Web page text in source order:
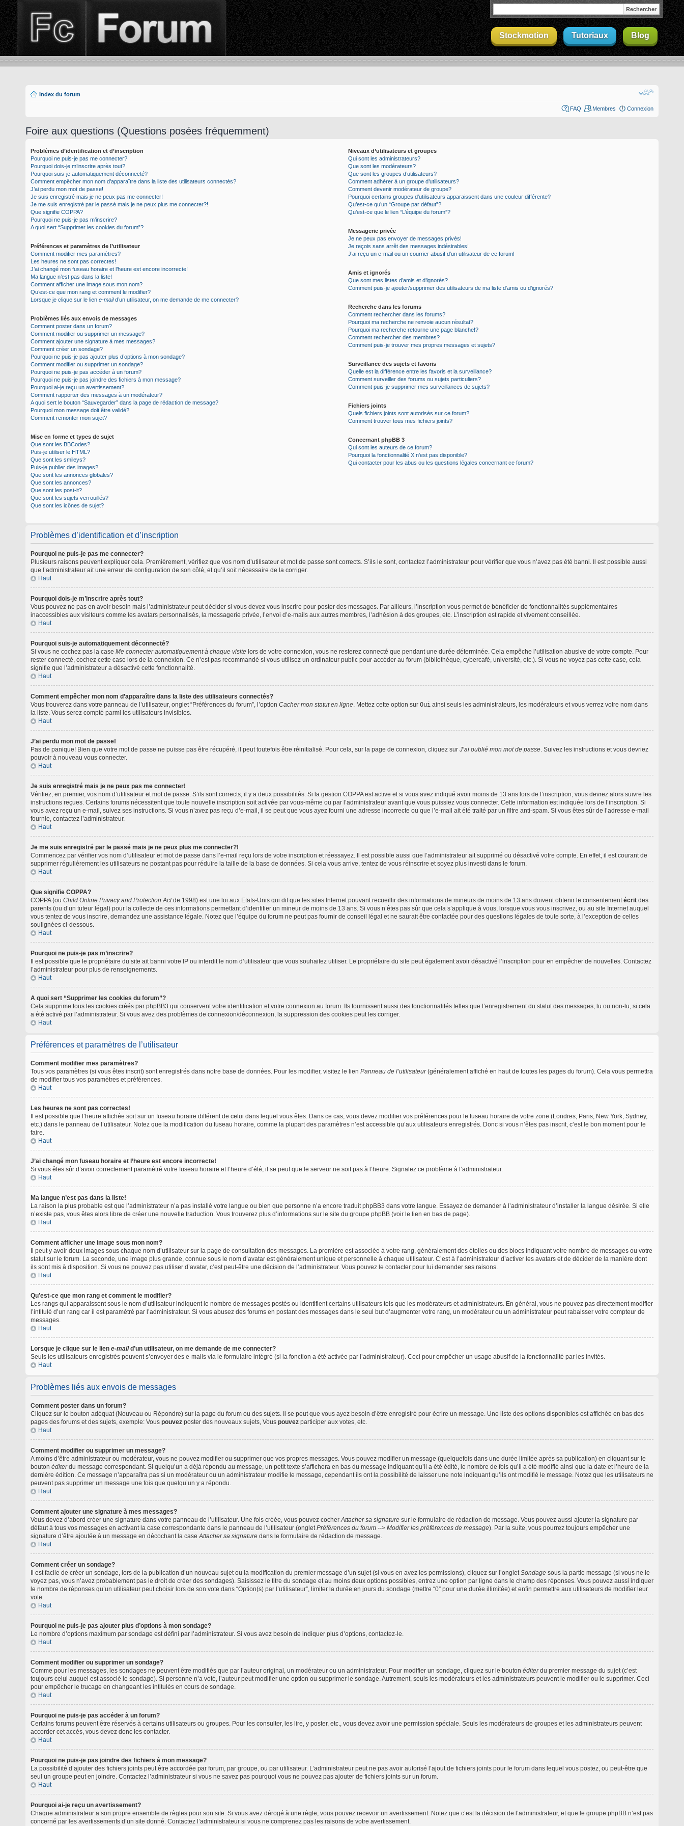
Stockmotion Tutoriaux Blog
Index du forum
FAQ Membres Connexion
Foire aux questions (Questions posées fréquemment)
Problèmes d’identification et d’inscription
Pourquoi ne puis-je pas me connecter?
Pourquoi dois-je m’inscrire après tout?
Pourquoi suis-je automatiquement déconnecté?
Comment empêcher mon nom d’apparaître dans la liste des utilisateurs connectés?
J’ai perdu mon mot de passe!
Je suis enregistré mais je ne peux pas me connecter!
Je me suis enregistré par le passé mais je ne peux plus me connecter?!
Que signifie COPPA?
Pourquoi ne puis-je pas m’inscrire?
A quoi sert “Supprimer les cookies du forum”?
Préférences et paramètres de l’utilisateur
Comment modifier mes paramètres?
Les heures ne sont pas correctes!
J’ai changé mon fuseau horaire et l’heure est encore incorrecte!
Ma langue n’est pas dans la liste!
Comment afficher une image sous mon nom?
Qu’est-ce que mon rang et comment le modifier?
Lorsque je clique sur le lien e-maild’un utilisateur, on me demande de me connecter?
Problèmes liés aux envois de messages
Comment poster dans un forum?
Comment modifier ou supprimer un message?
Comment ajouter une signature à mes messages?
Comment créer un sondage?
Pourquoi ne puis-je pas ajouter plus d’options à mon sondage?
Comment modifier ou supprimer un sondage?
Pourquoi ne puis-je pas accéder à un forum?
Pourquoi ne puis-je pas joindre des fichiers à mon message?
Pourquoi ai-je reçu un avertissement?
Comment rapporter des messages à un modérateur?
A quoi sert le bouton “Sauvegarder” dans la page de rédaction de message?
Pourquoi mon message doit être validé?
Comment remonter mon sujet?
Mise en forme et types de sujet
Que sont les BBCodes?
Puis-je utiliser le HTML?
Que sont les smileys?
Puis-je publier des images?
Que sont les annonces globales?
Que sont les annonces?
Que sont les post-it?
Que sont les sujets verrouillés?
Que sont les icônes de sujet?
Niveaux d’utilisateurs et groupes
Qui sont les administrateurs?
Que sont les modérateurs?
Que sont les groupes d’utilisateurs?
Comment adhérer à un groupe d’utilisateurs?
Comment devenir modérateur de groupe?
Pourquoi certains groupes d’utilisateurs apparaissent dans une couleur différente?
Qu’est-ce qu’un “Groupe par défaut”?
Qu’est-ce que le lien “L’équipe du forum”?
Messagerie privée
Je ne peux pas envoyer de messages privés!
Je reçois sans arrêt des messages indésirables!
J’ai reçu un e-mail ou un courrier abusif d’un utilisateur de ce forum!
Amis et ignorés
Que sont mes listes d’amis et d’ignorés?
Comment puis-je ajouter/supprimer des utilisateurs de ma liste d’amis ou d’ignorés?
Recherche dans les forums
Comment rechercher dans les forums?
Pourquoi ma recherche ne renvoie aucun résultat?
Pourquoi ma recherche retourne une page blanche!?
Comment rechercher des membres?
Comment puis-je trouver mes propres messages et sujets?
Surveillance des sujets et favoris
Quelle est la différence entre les favoris et la surveillance?
Comment surveiller des forums ou sujets particuliers?
Comment puis-je supprimer mes surveillances de sujets?
Fichiers joints
Quels fichiers joints sont autorisés sur ce forum?
Comment trouver tous mes fichiers joints?
Concernant phpBB 3
Qui sont les auteurs de ce forum?
Pourquoi la fonctionnalité X n’est pas disponible?
Qui contacter pour les abus ou les questions légales concernant ce forum?
Problèmes d’identification et d’inscription
Pourquoi ne puis-je pas me connecter?
Plusieurs raisons peuvent expliquer cela. Premièrement, vérifiez que vos nom d’utilisateur et mot de passe sont corrects. S’ils le sont, contactez l’administrateur pour vérifier que vous n’avez pas été banni. Il est possible aussi
que l’administrateur ait une erreur de configuration de son côté, et qu’il soit nécessaire de la corriger.
Haut
Pourquoi dois-je m’inscrire après tout?
Vous pouvez ne pas en avoir besoin mais l’administrateur peut décider si vous devez vous inscrire pour poster des messages. Par ailleurs, l’inscription vous permet de bénéficier de fonctionnalités supplémentaires
inaccessibles aux visiteurs comme les avatars personnalisés, la messagerie privée, l’envoi d’e-mails aux autres membres, l’adhésion à des groupes, etc. L’inscription est rapide et vivement conseillée.
Haut
Pourquoi suis-je automatiquement déconnecté?
Si vous ne cochez pas la case Me connecter automatiquement à chaque visite lors de votre connexion, vous ne resterez connecté que pendant une durée déterminée. Cela empêche l’utilisation abusive de votre compte. Pour
rester connecté, cochez cette case lors de la connexion. Ce n’est pas recommandé si vous utilisez un ordinateur public pour accéder au forum (bibliothèque, cybercafé, université, etc.). Si vous ne voyez pas cette case, cela
signifie que l’administrateur a désactivé cette fonctionnalité.
Haut
Comment empêcher mon nom d’apparaître dans la liste des utilisateurs connectés?
Vous trouverez dans votre panneau de l’utilisateur, onglet “Préférences du forum”, l’option Cacher mon statut en ligne. Mettez cette option sur Oui ainsi seuls les administrateurs, les modérateurs et vous verrez votre nom dans
la liste. Vous serez compté parmi les utilisateurs invisibles.
Haut
J’ai perdu mon mot de passe!
Pas de panique! Bien que votre mot de passe ne puisse pas être récupéré, il peut toutefois être réinitialisé. Pour cela, sur la page de connexion, cliquez sur J’ai oublié mon mot de passe. Suivez les instructions et vous devriez
pouvoir à nouveau vous connecter.
Haut
Je suis enregistré mais je ne peux pas me connecter!
Vérifiez, en premier, vos nom d’utilisateur et mot de passe. S’ils sont corrects, il y a deux possibilités. Si la gestion COPPA est active et si vous avez indiqué avoir moins de 13 ans lors de l’inscription, vous devrez alors suivre les
instructions reçues. Certains forums nécessitent que toute nouvelle inscription soit activée par vous-même ou par l’administrateur avant que vous puissiez vous connecter. Cette information est indiquée lors de l’inscription. Si
vous avez reçu un e-mail, suivez ses instructions. Si vous n’avez pas reçu d’e-mail, il se peut que vous ayez fourni une adresse incorrecte ou que l’e-mail ait été traité par un filtre anti-spam. Si vous êtes sûr de l’adresse e-mail
fournie, contactez l’administrateur.
Haut
Je me suis enregistré par le passé mais je ne peux plus me connecter?!
Commencez par vérifier vos nom d’utilisateur et mot de passe dans l’e-mail reçu lors de votre inscription et réessayez. Il est possible aussi que l’administrateur ait supprimé ou désactivé votre compte. En effet, il est courant de
supprimer régulièrement les utilisateurs ne postant pas pour réduire la taille de la base de données. Si cela vous arrive, tentez de vous réinscrire et soyez plus investi dans le forum.
Haut
Que signifie COPPA?
COPPA (ou Child Online Privacy and Protection Actde 1998) est une loi aux Etats-Unis qui dit que les sites Internet pouvant recueillir des informations de mineurs de moins de 13 ans doivent obtenir le consentementécrit des
parents (ou d’un tuteur légal) pour la collecte de ces informations permettant d’identifier un mineur de moins de 13 ans. Si vous n’êtes pas sûr que cela s’applique à vous, lorsque vous vous inscrivez, ou au site Internet auquel
vous tentez de vous inscrire, demandez une assistance légale. Notez que l’équipe du forum ne peut pas fournir de conseil légal et ne saurait être contactée pour des questions légales de toute sorte, à l’exception de celles
soulignées ci-dessous.
Haut
Pourquoi ne puis-je pas m’inscrire?
Il est possible que le propriétaire du site ait banni votre IP ou interdit le nom d’utilisateur que vous souhaitez utiliser. Le propriétaire du site peut également avoir désactivé l’inscription pour en empêcher de nouvelles. Contactez
l’administrateur pour plus de renseignements.
Haut
A quoi sert “Supprimer les cookies du forum”?
Cela supprime tous les cookies créés par phpBB3 qui conservent votre identification et votre connexion au forum. Ils fournissent aussi des fonctionnalités telles que l’enregistrement du statut des messages, lu ou non-lu, si cela
a été activé par l’administrateur. Si vous avez des problèmes de connexion/déconnexion, la suppression des cookies peut les corriger.
Haut
Préférences et paramètres de l’utilisateur
Comment modifier mes paramètres?
Tous vos paramètres (si vous êtes inscrit) sont enregistrés dans notre base de données. Pour les modifier, visitez le lien Panneau de l’utilisateur(généralement affiché en haut de toutes les pages du forum). Cela vous permettra
de modifier tous vos paramètres et préférences.
Haut
Les heures ne sont pas correctes!
Il est possible que l’heure affichée soit sur un fuseau horaire différent de celui dans lequel vous êtes. Dans ce cas, vous devez modifier vos préférences pour le fuseau horaire de votre zone (Londres, Paris, New York, Sydney,
etc.) dans le panneau de l’utilisateur. Notez que la modification du fuseau horaire, comme la plupart des paramètres n’est accessible qu’aux utilisateurs enregistrés. Donc si vous n’êtes pas inscrit, c’est le bon moment pour le
faire.
Haut
J’ai changé mon fuseau horaire et l’heure est encore incorrecte!
Si vous êtes sûr d’avoir correctement paramétré votre fuseau horaire et l’heure d’été, il se peut que le serveur ne soit pas à l’heure. Signalez ce problème à l’administrateur.
Haut
Ma langue n’est pas dans la liste!
La raison la plus probable est que l’administrateur n’a pas installé votre langue ou bien que personne n’a encore traduit phpBB3 dans votre langue. Essayez de demander à l’administrateur d’installer la langue désirée. Si elle
n’existe pas, vous êtes alors libre de créer une nouvelle traduction. Vous trouverez plus d’informations sur le site du groupe phpBB (voir le lien en bas de page).
Haut
Comment afficher une image sous mon nom?
Il peut y avoir deux images sous chaque nom d’utilisateur sur la page de consultation des messages. La première est associée à votre rang, généralement des étoiles ou des blocs indiquant votre nombre de messages ou votre
statut sur le forum. La seconde, une image plus grande, connue sous le nom d’avatar est généralement unique et personnelle à chaque utilisateur. C’est à l’administrateur d’activer les avatars et de décider de la manière dont
ils sont mis à disposition. Si vous ne pouvez pas utiliser d’avatar, c’est peut-être une décision de l’administrateur. Vous pouvez le contacter pour lui demander ses raisons.
Haut
Qu’est-ce que mon rang et comment le modifier?
Les rangs qui apparaissent sous le nom d’utilisateur indiquent le nombre de messages postés ou identifient certains utilisateurs tels que les modérateurs et administrateurs. En général, vous ne pouvez pas directement modifier
l’intitulé d’un rang car il est paramétré par l’administrateur. Si vous abusez des forums en postant des messages dans le seul but d’augmenter votre rang, un modérateur ou un administrateur peut rabaisser votre compteur de
messages.
Haut
Lorsque je clique sur le lien e-maild’un utilisateur, on me demande de me connecter?
Seuls les utilisateurs enregistrés peuvent s’envoyer des e-mails via le formulaire intégré (si la fonction a été activée par l’administrateur). Ceci pour empêcher un usage abusif de la fonctionnalité par les invités.
Haut
Problèmes liés aux envois de messages
Comment poster dans un forum?
Cliquez sur le bouton adéquat (Nouveau ou Répondre) sur la page du forum ou des sujets. Il se peut que vous ayez besoin d’être enregistré pour écrire un message. Une liste des options disponibles est affichée en bas des
pages des forums et des sujets, exemple: Vous pouvez poster des nouveaux sujets, Vous pouvez participer aux votes, etc.
Haut
Comment modifier ou supprimer un message?
A moins d’être administrateur ou modérateur, vous ne pouvez modifier ou supprimer que vos propres messages. Vous pouvez modifier un message (quelquefois dans une durée limitée après sa publication) en cliquant sur le
bouton éditerdu message correspondant. Si quelqu’un a déjà répondu au message, un petit texte s’affichera en bas du message indiquant qu’il a été édité, le nombre de fois qu’il a été modifié ainsi que la date et l’heure de la
dernière édition. Ce message n’apparaîtra pas si un modérateur ou un administrateur modifie le message, cependant ils ont la possibilité de laisser une note indiquant qu’ils ont modifié le message. Notez que les utilisateurs ne
peuvent pas supprimer un message une fois que quelqu’un y a répondu.
Haut
Comment ajouter une signature à mes messages?
Vous devez d’abord créer une signature dans votre panneau de l’utilisateur. Une fois créée, vous pouvez cocherAttacher sa signature sur le formulaire de rédaction de message. Vous pouvez aussi ajouter la signature par
défaut à tous vos messages en activant la case correspondante dans le panneau de l’utilisateur (ongletPréférences du forum --> Modifier les préférences de message). Par la suite, vous pourrez toujours empêcher une
signature d’être ajoutée à un message en décochant la caseAttacher sa signature dans le formulaire de rédaction de message.
Haut
Comment créer un sondage?
Il est facile de créer un sondage, lors de la publication d’un nouveau sujet ou la modification du premier message d’un sujet (si vous en avez les permissions), cliquez sur l’ongletSondage sous la partie message (si vous ne le
voyez pas, vous n’avez probablement pas le droit de créer des sondages). Saisissez le titre du sondage et au moins deux options possibles, entrez une option par ligne dans le champ des réponses. Vous pouvez aussi indiquer
le nombre de réponses qu’un utilisateur peut choisir lors de son vote dans “Option(s) par l’utilisateur”, limiter la durée en jours du sondage (mettre “0” pour une durée illimitée) et enfin permettre aux utilisateurs de modifier leur
vote.
Haut
Pourquoi ne puis-je pas ajouter plus d’options à mon sondage?
Le nombre d’options maximum par sondage est défini par l’administrateur. Si vous avez besoin de indiquer plus d’options, contactez-le.
Haut
Comment modifier ou supprimer un sondage?
Comme pour les messages, les sondages ne peuvent être modifiés que par l’auteur original, un modérateur ou un administrateur. Pour modifier un sondage, cliquez sur le bouton éditerdu premier message du sujet (c’est
toujours celui auquel est associé le sondage). Si personne n’a voté, l’auteur peut modifier une option ou supprimer le sondage. Autrement, seuls les modérateurs et les administrateurs peuvent le modifier ou le supprimer. Ceci
pour empêcher le trucage en changeant les intitulés en cours de sondage.
Haut
Pourquoi ne puis-je pas accéder à un forum?
Certains forums peuvent être réservés à certains utilisateurs ou groupes. Pour les consulter, les lire, y poster, etc., vous devez avoir une permission spéciale. Seuls les modérateurs de groupes et les administrateurs peuvent
accorder cet accès, vous devez donc les contacter.
Haut
Pourquoi ne puis-je pas joindre des fichiers à mon message?
La possibilité d’ajouter des fichiers joints peut être accordée par forum, par groupe, ou par utilisateur. L’administrateur peut ne pas avoir autorisé l’ajout de fichiers joints pour le forum dans lequel vous postez, ou peut-être que
seul un groupe peut en joindre. Contactez l’administrateur si vous ne savez pas pourquoi vous ne pouvez pas ajouter de fichiers joints sur un forum.
Haut
Pourquoi ai-je reçu un avertissement?
Chaque administrateur a son propre ensemble de règles pour son site. Si vous avez dérogé à une règle, vous pouvez recevoir un avertissement. Notez que c’est la décision de l’administrateur, et que le groupe phpBB n’est pas
concerné par les avertissements d’un site donné. Contactez l’administrateur si vous ne comprenez pas les raisons de votre avertissement.